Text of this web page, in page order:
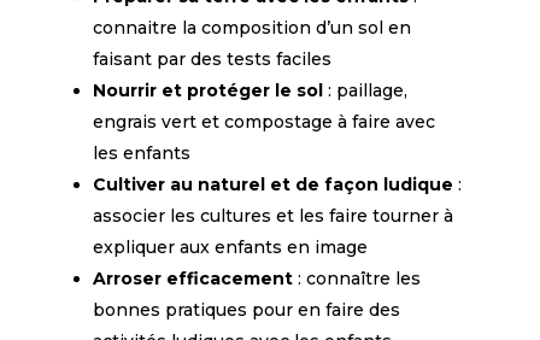
connaitre la composition d’un sol en
faisant par des tests faciles
Nourrir et protéger le sol : paillage,
engrais vert et compostage à faire avec
les enfants
Cultiver au naturel et de façon ludique :
associer les cultures et les faire tourner à
expliquer aux enfants en image
Arroser efficacement : connaître les
bonnes pratiques pour en faire des